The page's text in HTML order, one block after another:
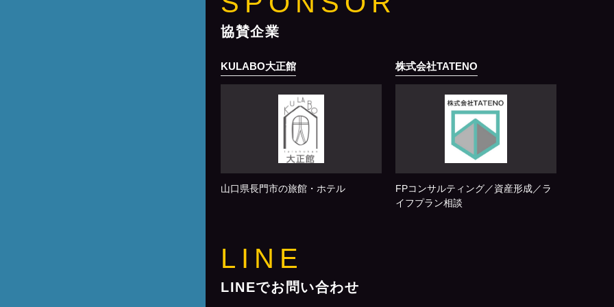
協賛企業
KULABO大正館
山口県長門市の旅館・ホテル
株式会社TATENO
FPコンサルティング／資産形成／ラ
イフプラン相談
LINE
LINEでお問い合わせ